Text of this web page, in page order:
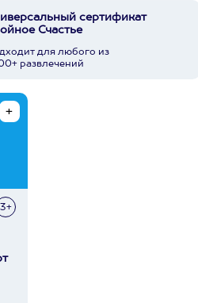
сертификат
Счастье
для любого из
развлечений
3+